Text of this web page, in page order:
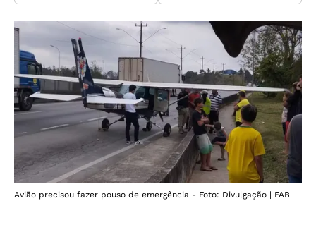
Avião precisou fazer pouso de emergência - Foto: Divulgação | FAB